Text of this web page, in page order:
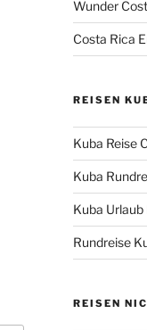
Wunder
Costa Rica
REISEN
Kuba Reise
Kuba
Kuba Urlaub
Rundreise
REISEN